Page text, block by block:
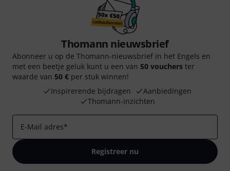
Thomann nieuwsbrief
Abonneer u op de Thomann-nieuwsbrief in het Engels en
met een beetje geluk kunt u een van 50 vouchers ter
waarde van 50 € per stuk winnen!
Inspirerende bijdragen
Aanbiedingen
Thomann-inzichten
E-Mail adres*
Registreer nu